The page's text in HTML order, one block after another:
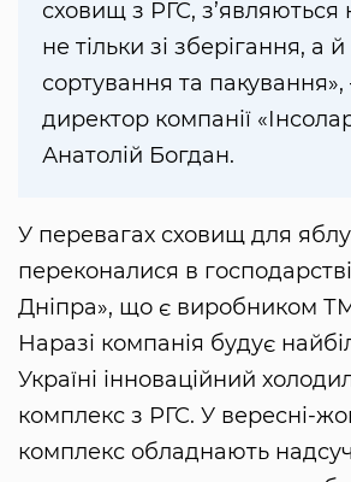
сховищ з РГС, з’являються
не тільки зі зберігання, а й
сортування та пакування»,
директор компанії
Анатолій Богдан.
У перевагах сховищ для
переконалися в
Дніпра», що є виробником
Наразі компанія будує
Україні інноваційний
комплекс з РГС. У вересні-
комплекс обладнають